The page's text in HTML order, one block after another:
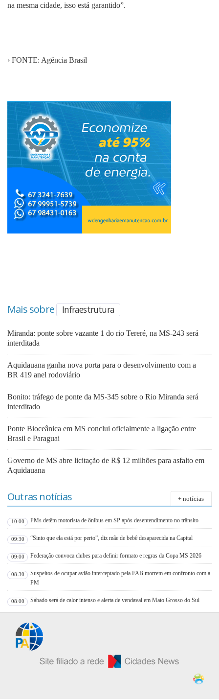
na mesma cidade, isso está garantido”.
› FONTE: Agência Brasil
Mais sobre Infraestrutura
Miranda: ponte sobre vazante 1 do rio Tereré, na MS-243 será
interditada
Aquidauana ganha nova porta para o desenvolvimento com a
BR 419 anel rodoviário
Bonito: tráfego de ponte da MS-345 sobre o Rio Miranda será
interditado
Ponte Bioceânica em MS conclui oficialmente a ligação entre
Brasil e Paraguai
Governo de MS abre licitação de R$ 12 milhões para asfalto em
Aquidauana
Outras notícias + notícias
10:00 PMs detêm motorista de ônibus em SP após desentendimento no trânsito
09:30 “Sinto que ela está por perto”, diz mãe de bebê desaparecida na Capital
09:00 Federação convoca clubes para definir formato e regras da Copa MS 2026
08:30
Suspeitos de ocupar avião interceptado pela FAB morrem em confronto com a
PM
08:00 Sábado será de calor intenso e alerta de vendaval em Mato Grosso do Sul